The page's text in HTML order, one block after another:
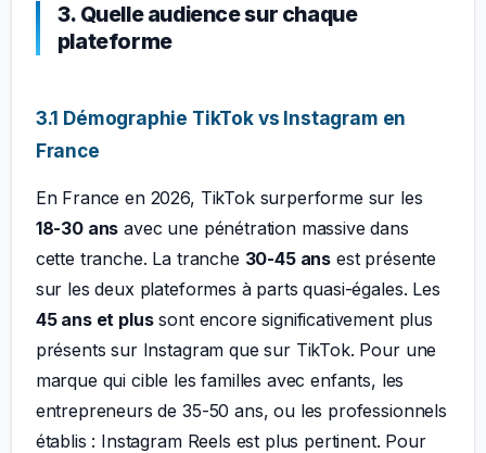
3. Quelle audience sur chaque
plateforme
3.1 Démographie TikTok vs Instagram en
France
En France en 2026, TikTok surperforme sur les
18-30 ans avec une pénétration massive dans
cette tranche. La tranche 30-45 ans est présente
sur les deux plateformes à parts quasi-égales. Les
45 ans et plussont encore significativement plus
présents sur Instagram que sur TikTok. Pour une
marque qui cible les familles avec enfants, les
entrepreneurs de 35-50 ans, ou les professionnels
établis : Instagram Reels est plus pertinent. Pour